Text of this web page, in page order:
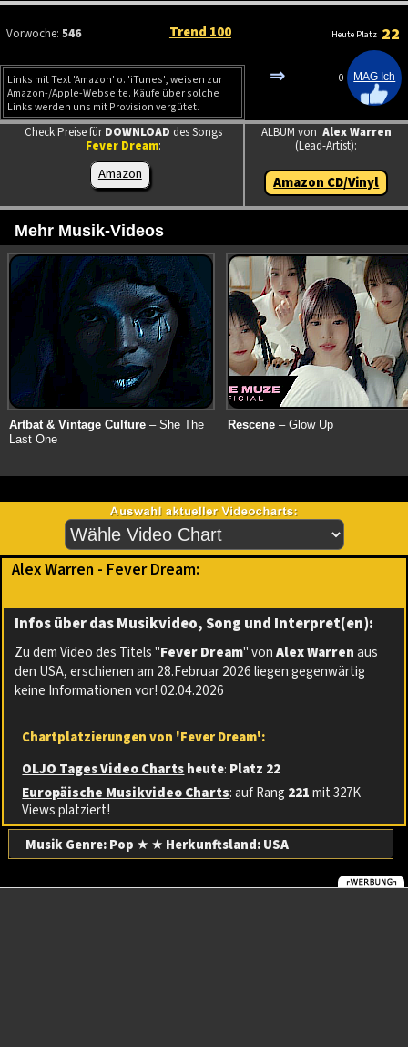
Vorwoche: 546 Trend 100 Heute Platz 22
Links mit Text 'Amazon' o. 'iTunes', weisen zur
Amazon-/Apple-Webseite. Käufe über solche
Links werden uns mit Provision vergütet.
⇒ 0
Check Preise fürDOWNLOAD des Songs
Fever Dream:
Amazon
ALBUM von Alex Warren
(Lead-Artist):
Amazon CD/Vinyl
Mehr Musik-Videos
Artbat & Vintage Culture – She The
Last One
Rescene – Glow Up
Alex Warren - Fever Dream:
Infos über das Musikvideo, Song und Interpret(en):
Zu dem Video des Titels "Fever Dream" vonAlex Warrenaus
den USA, erschienen am 28.Februar 2026 liegen gegenwärtig
keine Informationen vor! 02.04.2026
Chartplatzierungen von 'Fever Dream':
OLJO Tages Video Chartsheute: Platz 22
Europäische Musikvideo Charts: auf Rang 221mit 327K
Views platziert!
Musik Genre: Pop ★ ★ Herkunftsland:USA